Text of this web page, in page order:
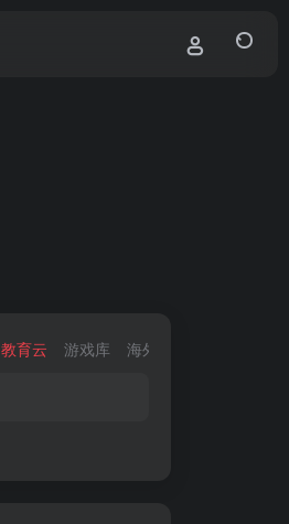
教育云 游戏库 海外区